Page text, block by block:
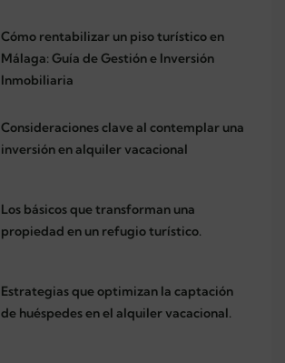
Cómo rentabilizar un piso turístico en
Málaga: Guía de Gestión e Inversión
Inmobiliaria
Consideraciones clave al contemplar una
inversión en alquiler vacacional
Los básicos que transforman una
propiedad en un refugio turístico.
Estrategias que optimizan la captación
de huéspedes en el alquiler vacacional.